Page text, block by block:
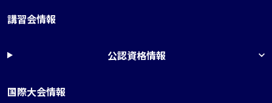
講習会情報
公認資格情報
国際大会情報